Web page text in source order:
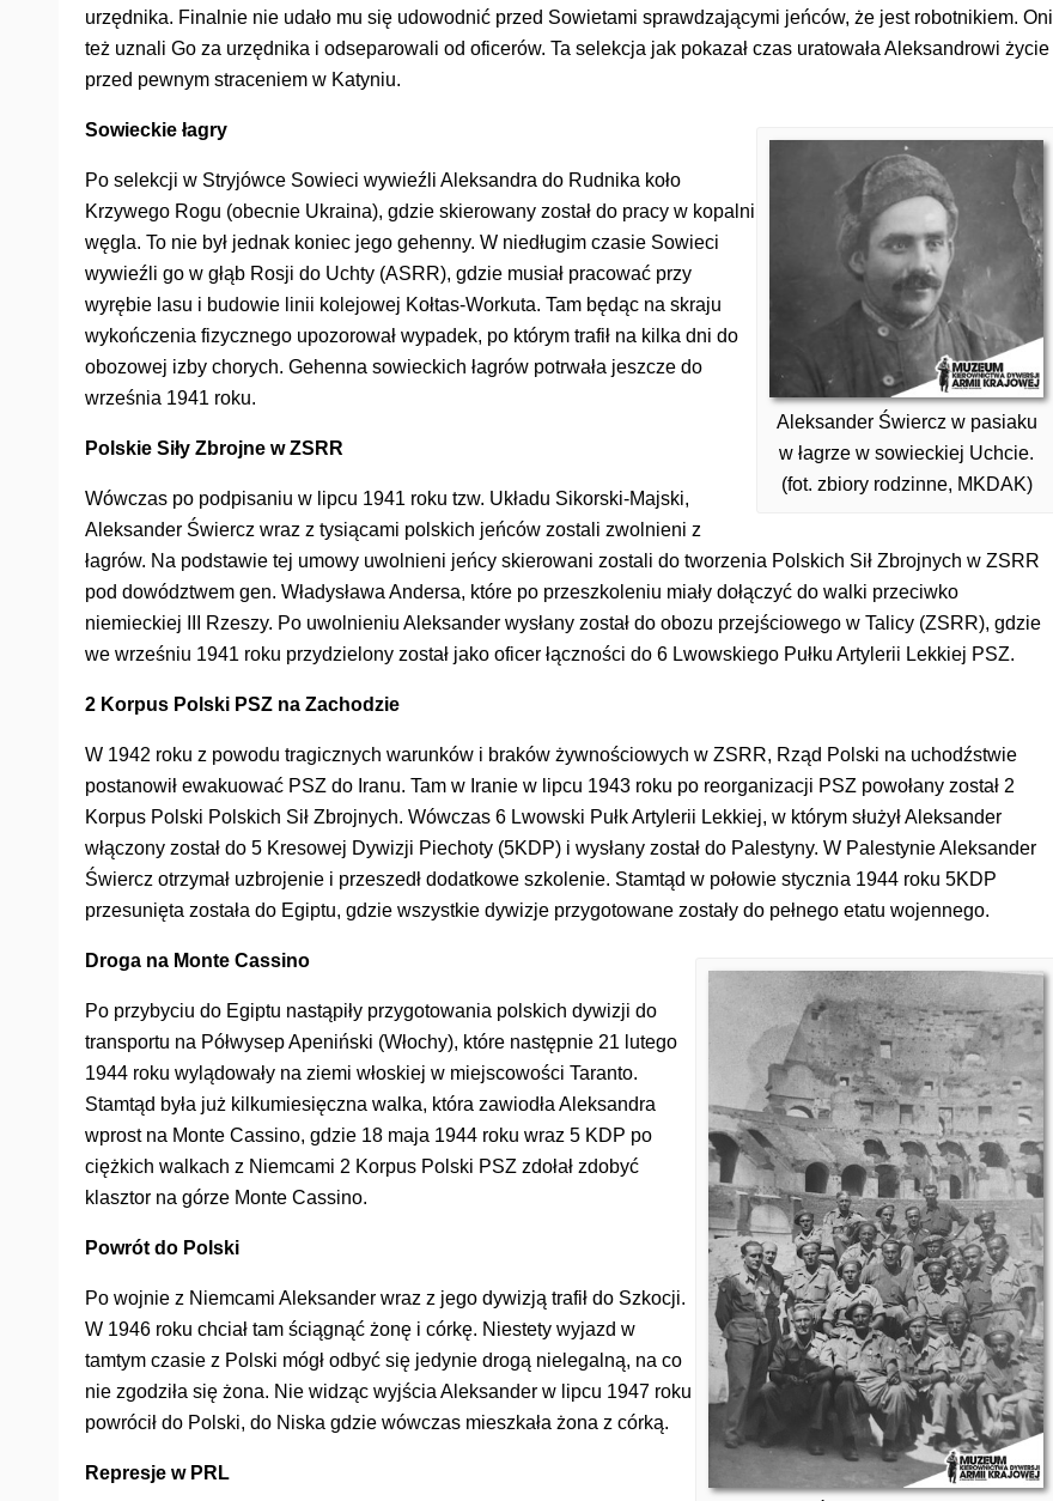
urzędnika. Finalnie nie udało mu się udowodnić przed Sowietami sprawdzającymi jeńców, że jest robotnikiem. Oni
też uznali Go za urzędnika i odseparowali od oficerów. Ta selekcja jak pokazał czas uratowała Aleksandrowi życie
przed pewnym straceniem w Katyniu.
Aleksander Świercz w pasiaku
w łagrze w sowieckiej Uchcie.
(fot. zbiory rodzinne, MKDAK)
Sowieckie łagry
Po selekcji w Stryjówce Sowieci wywieźli Aleksandra do Rudnika koło
Krzywego Rogu (obecnie Ukraina), gdzie skierowany został do pracy w kopalni
węgla. To nie był jednak koniec jego gehenny. W niedługim czasie Sowieci
wywieźli go w głąb Rosji do Uchty (ASRR), gdzie musiał pracować przy
wyrębie lasu i budowie linii kolejowej Kołtas-Workuta. Tam będąc na skraju
wykończenia fizycznego upozorował wypadek, po którym trafił na kilka dni do
obozowej izby chorych. Gehenna sowieckich łagrów potrwała jeszcze do
września 1941 roku.
Polskie Siły Zbrojne w ZSRR
Wówczas po podpisaniu w lipcu 1941 roku tzw. Układu Sikorski-Majski,
Aleksander Świercz wraz z tysiącami polskich jeńców zostali zwolnieni z
łagrów. Na podstawie tej umowy uwolnieni jeńcy skierowani zostali do tworzenia Polskich Sił Zbrojnych w ZSRR
pod dowództwem gen. Władysława Andersa, które po przeszkoleniu miały dołączyć do walki przeciwko
niemieckiej III Rzeszy. Po uwolnieniu Aleksander wysłany został do obozu przejściowego w Talicy (ZSRR), gdzie
we wrześniu 1941 roku przydzielony został jako oficer łączności do 6 Lwowskiego Pułku Artylerii Lekkiej PSZ.
2 Korpus Polski PSZ na Zachodzie
W 1942 roku z powodu tragicznych warunków i braków żywnościowych w ZSRR, Rząd Polski na uchodźstwie
postanowił ewakuować PSZ do Iranu. Tam w Iranie w lipcu 1943 roku po reorganizacji PSZ powołany został 2
Korpus Polski Polskich Sił Zbrojnych. Wówczas 6 Lwowski Pułk Artylerii Lekkiej, w którym służył Aleksander
włączony został do 5 Kresowej Dywizji Piechoty (5KDP) i wysłany został do Palestyny. W Palestynie Aleksander
Świercz otrzymał uzbrojenie i przeszedł dodatkowe szkolenie. Stamtąd w połowie stycznia 1944 roku 5KDP
przesunięta została do Egiptu, gdzie wszystkie dywizje przygotowane zostały do pełnego etatu wojennego.
Droga na Monte Cassino
Po przybyciu do Egiptu nastąpiły przygotowania polskich dywizji do
transportu na Półwysep Apeniński (Włochy), które następnie 21 lutego
1944 roku wylądowały na ziemi włoskiej w miejscowości Taranto.
Stamtąd była już kilkumiesięczna walka, która zawiodła Aleksandra
wprost na Monte Cassino, gdzie 18 maja 1944 roku wraz 5 KDP po
ciężkich walkach z Niemcami 2 Korpus Polski PSZ zdołał zdobyć
klasztor na górze Monte Cassino.
Powrót do Polski
Po wojnie z Niemcami Aleksander wraz z jego dywizją trafił do Szkocji.
W 1946 roku chciał tam ściągnąć żonę i córkę. Niestety wyjazd w
tamtym czasie z Polski mógł odbyć się jedynie drogą nielegalną, na co
nie zgodziła się żona. Nie widząc wyjścia Aleksander w lipcu 1947 roku
powrócił do Polski, do Niska gdzie wówczas mieszkała żona z córką.
Represje w PRL